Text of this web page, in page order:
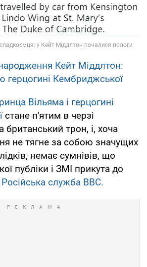
Кейт Міддлтон:
герцогині Кембриджської
Вільяма і герцогині
стане п'ятим в черзі
британський трон, і, хоча
не тягне за собою значущих
немає сумнівів, що
публіки і ЗМІ прикута до
Російська служба ВВС.